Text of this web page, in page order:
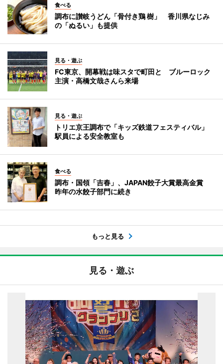
食べる
調布に讃岐うどん「骨付き鶏 樹」 香川県なじみ
の「ぬるい」も提供
見る・遊ぶ
FC東京、開幕戦は味スタで町田と ブルーロック
主演・高橋文哉さんら来場
見る・遊ぶ
トリエ京王調布で「キッズ鉄道フェスティバル」
駅員による安全教室も
食べる
調布・国領「吉春」、JAPAN餃子大賞最高金賞
昨年の水餃子部門に続き
もっと見る
見る・遊ぶ